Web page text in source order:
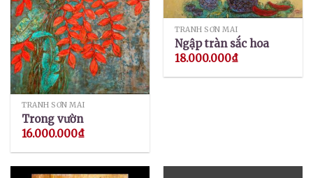
TRANH SƠN MÀI
Trong vườn
16.000.000₫
TRANH SƠN MÀI
Ngập tràn sắc hoa
18.000.000₫